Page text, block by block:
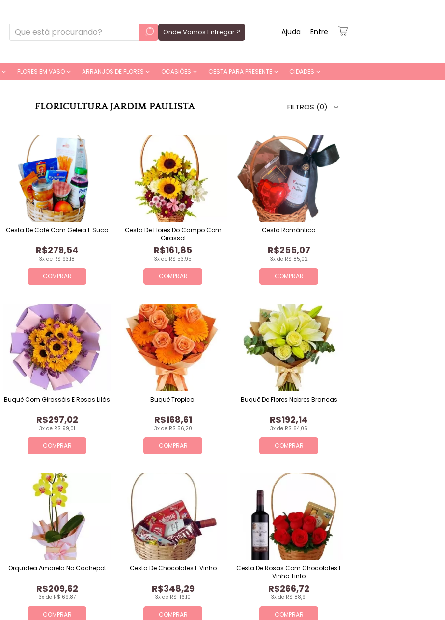
Onde Vamos Entregar ? Entre
Ajuda
FLORES EM VASO ARRANJOS DE FLORES OCASIÕES CESTA PARA PRESENTE CIDADES
FLORICULTURA JARDIM PAULISTA FILTROS (0)
COMPRAR
3x de R$ 93,18
R$279,54
Cesta De Café Com Geleia E Suco
COMPRAR
3x de R$ 53,95
R$161,85
Cesta De Flores Do Campo Com
Girassol
COMPRAR
3x de R$ 85,02
R$255,07
Cesta Romântica
COMPRAR
3x de R$ 99,01
R$297,02
Buquê Com Girassóis E Rosas Lilás
COMPRAR
3x de R$ 56,20
R$168,61
Buquê Tropical
COMPRAR
3x de R$ 64,05
R$192,14
Buquê De Flores Nobres Brancas
COMPRAR
3x de R$ 69,87
R$209,62
Orquídea Amarela No Cachepot
COMPRAR
3x de R$ 116,10
R$348,29
Cesta De Chocolates E Vinho
COMPRAR
3x de R$ 88,91
R$266,72
Cesta De Rosas Com Chocolates E
Vinho Tinto